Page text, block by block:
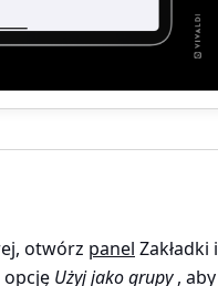
otwórz panel Zakładki i
opcję Użyj jako grupy, aby